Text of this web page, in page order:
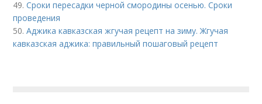
49.Сроки пересадки черной смородины осенью. Сроки
проведения
50.Аджика кавказская жгучая рецепт на зиму. Жгучая
кавказская аджика: правильный пошаговый рецепт